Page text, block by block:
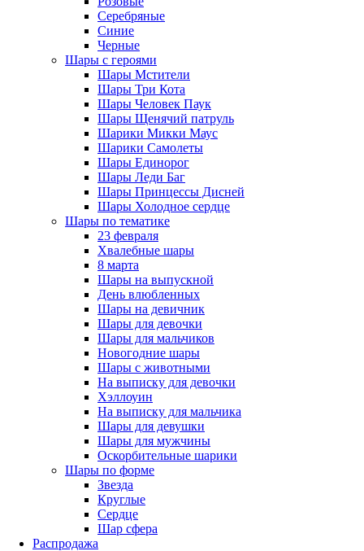
Серебряные
Синие
Черные
Шары с героями
Шары Мстители
Шары Три Кота
Шары Человек Паук
Шары Щенячий патруль
Шарики Микки Маус
Шарики Самолеты
Шары Единорог
Шары Леди Баг
Шары Принцессы Дисней
Шары Холодное сердце
Шары по тематике
23 февраля
Хвалебные шары
8 марта
Шары на выпускной
День влюбленных
Шары на девичник
Шары для девочки
Шары для мальчиков
Новогодние шары
Шары с животными
На выписку для девочки
Хэллоуин
На выписку для мальчика
Шары для девушки
Шары для мужчины
Оскорбительные шарики
Шары по форме
Звезда
Круглые
Сердце
Шар сфера
Распродажа